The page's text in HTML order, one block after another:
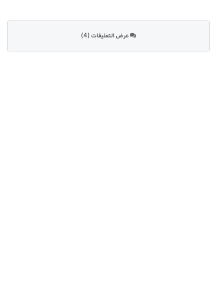
عرض التعليقات (4)